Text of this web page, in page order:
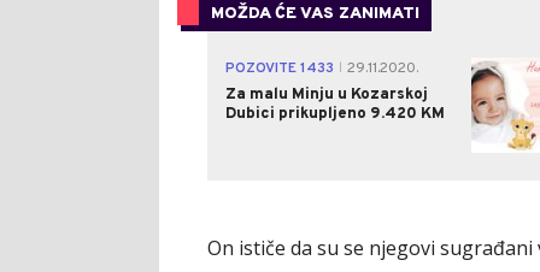
MOŽDA ĆE VAS ZANIMATI
POZOVITE 1433
29.11.2020.
Za malu Minju u Kozarskoj
Dubici prikupljeno 9.420 KM
On ističe da su se njegovi